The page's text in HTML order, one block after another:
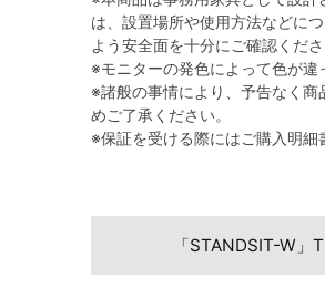
は、設置場所や使用方法などに
よう安全面を十分にご確認くださ
※モニターの発色によって色が違
※諸般の事情により、予告なく
めご了承ください。
※保証を受ける際にはご購入明細
「STANDSIT-W」